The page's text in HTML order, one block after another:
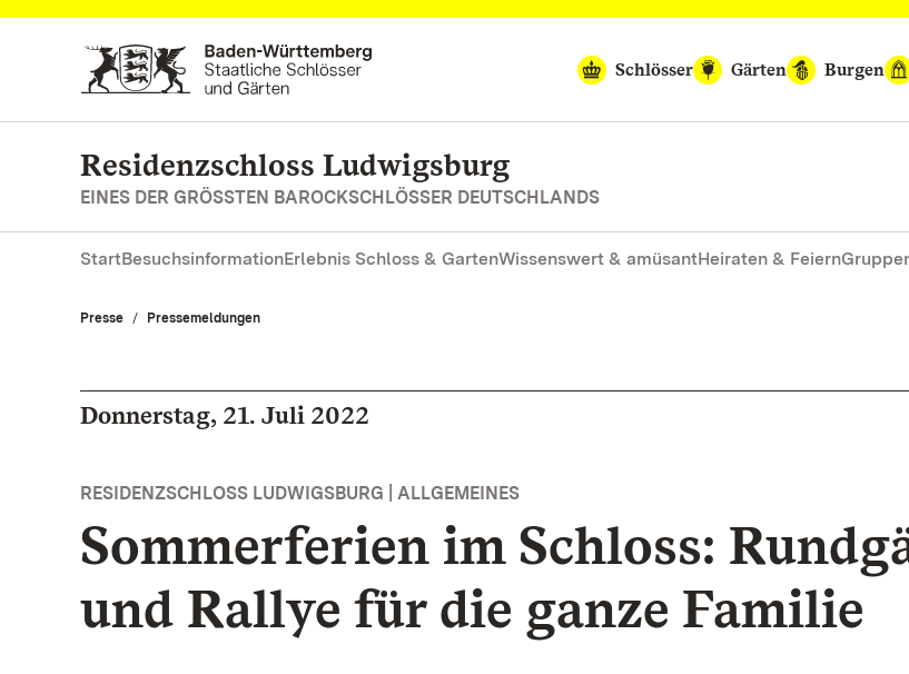
Zum Hauptinhalt springen
Schlösser
Gärten Burgen
Residenzschloss Ludwigsburg
EINES DER GRÖSSTEN BAROCKSCHLÖSSER DEUTSCHLANDS
StartBesuchsinformationErlebnis Schloss & GartenWissenswert & amüsantHeiraten & Feiern
Presse Pressemeldungen
Donnerstag, 21. Juli 2022
RESIDENZSCHLOSS LUDWIGSBURG | ALLGEMEINES
Sommerferien im Schloss:
und Rallye für die ganze Familie